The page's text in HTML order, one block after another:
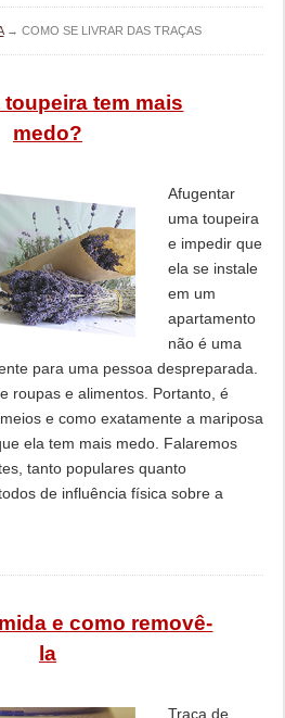
→COMO SE LIVRAR DAS TRAÇAS
toupeira tem mais
medo?
Afugentar
uma toupeira
e impedir que
ela se instale
em um
apartamento
não é uma
para uma pessoa despreparada.
roupas e alimentos. Portanto, é
e como exatamente a mariposa
ela tem mais medo. Falaremos
tanto populares quanto
de influência física sobre a
e como removê-
la
Traça de